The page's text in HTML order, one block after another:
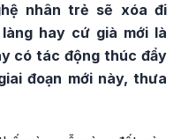
nhân trẻ sẽ xóa đi
hay cứ già mới là
có tác động thúc đẩy
đoạn mới này, thưa